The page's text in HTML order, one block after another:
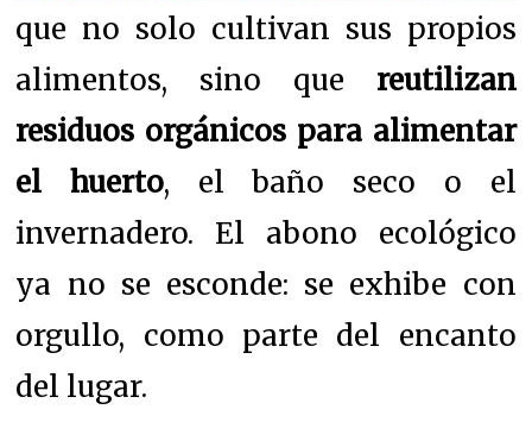
que no solo cultivan sus propios
alimentos, sino que reutilizan
residuos orgánicos para alimentar
el huerto, el baño seco o el
invernadero. El abono ecológico
ya no se esconde: se exhibe con
orgullo, como parte del encanto
del lugar.